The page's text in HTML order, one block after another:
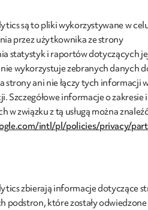
są to pliki wykorzystywane w
przez użytkownika ze strony
statystyk i raportów dotyczących
wykorzystuje zebranych danych
ani nie łączy tych informacji
Szczegółowe informacje o zakresie i
w związku z tą usługą można
intl/pl/policies/privacy/
zbierają informacje dotyczące
podstron, które zostały odwiedzone